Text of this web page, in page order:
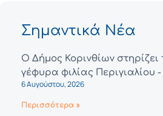
Σημαντικά Νέα
Ο Δήμος Κορινθίων στηρίζει
γέφυρα φιλίας Περιγιαλίου
6 Αυγούστου, 2026
Περισσότερα »